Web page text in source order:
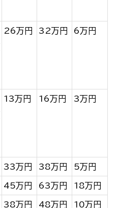
26万円 32万円 6万円
13万円 16万円 3万円
33万円 38万円 5万円
45万円 63万円 18万円
38万円 48万円 10万円